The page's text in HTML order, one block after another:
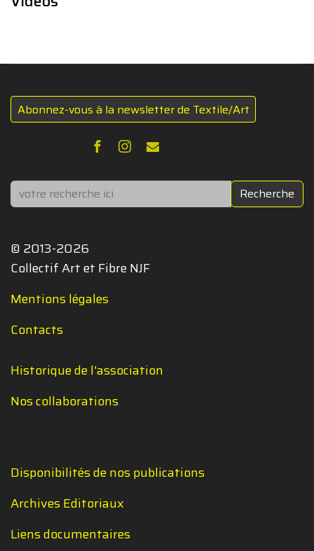
Abonnez-vous à la newsletter de Textile/Art
Rechercher Recherche
© 2013-2026
Collectif Art et Fibre NJF
Mentions légales
Contacts
Historique de l'association
Nos collaborations
Disponibilités de nos publications
Archives Editoriaux
Liens documentaires